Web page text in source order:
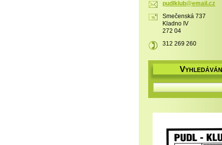
pudlklub@email.cz
Smečenská 737
Kladno IV
272 04
312 269 260
VYHLEDÁVÁNÍ